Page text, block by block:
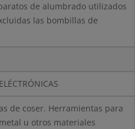
de alumbrado utilizados
las bombillas de
de coser. Herramientas para
u otros materiales